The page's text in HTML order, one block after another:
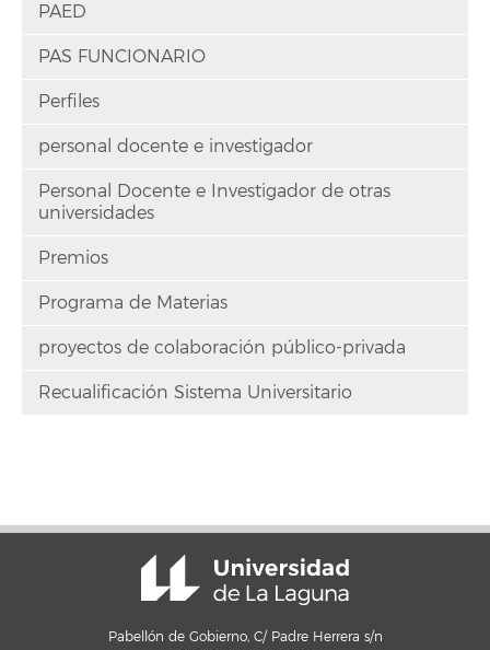
PAED
PAS FUNCIONARIO
Perfiles
personal docente e investigador
Personal Docente e Investigador de otras
universidades
Premios
Programa de Materias
proyectos de colaboración público-privada
Recualificación Sistema Universitario
Pabellón de Gobierno, C/ Padre Herrera s/n